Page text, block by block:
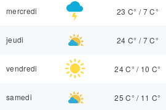
mercredi 23 C° / 7 C°
jeudi 24 C° / 7 C°
vendredi 24 C° / 10 C°
samedi 25 C° / 11 C°